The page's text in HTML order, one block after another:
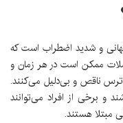
و شدید اضطراب است که
ممکن است در هر زمان و
ترس ناقص و بی‌دلیل می‌کنند.
و برخی از افراد می‌توانند
مبتلا هستند.